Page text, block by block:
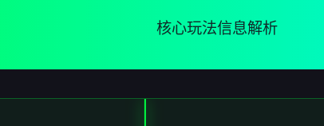
核心玩法信息解析